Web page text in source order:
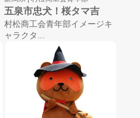
五泉市忠犬！桜タマ吉
村松商工会青年部イメージキ
ャラクタ...